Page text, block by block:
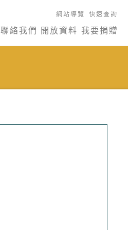
網站導覽 快速查詢
聯絡我們 開放資料 我要捐贈